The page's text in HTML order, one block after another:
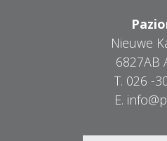
Nieuwe
6827AB
T. 026 -
E.